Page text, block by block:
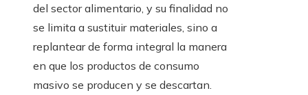
del sector alimentario, y su finalidad no
se limita a sustituir materiales, sino a
replantear de forma integral la manera
en que los productos de consumo
masivo se producen y se descartan.